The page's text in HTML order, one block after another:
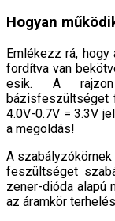
Hogyan
Emlékezz rá,
fordítva van
esik. A
bázisfeszültséget
4.0V-0.7V = 3.3V
a megoldás!
A
feszültséget
zener-dióda alapú
az áramkör